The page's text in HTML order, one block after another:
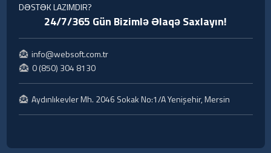
DƏSTƏK LAZIMDIR?
24/7/365 Gün Bizimlə Əlaqə Saxlayın!
info@websoft.com.tr
0 (850) 304 8130
Aydınlıkevler Mh. 2046 Sokak No:1/A Yenişehir, Mersin